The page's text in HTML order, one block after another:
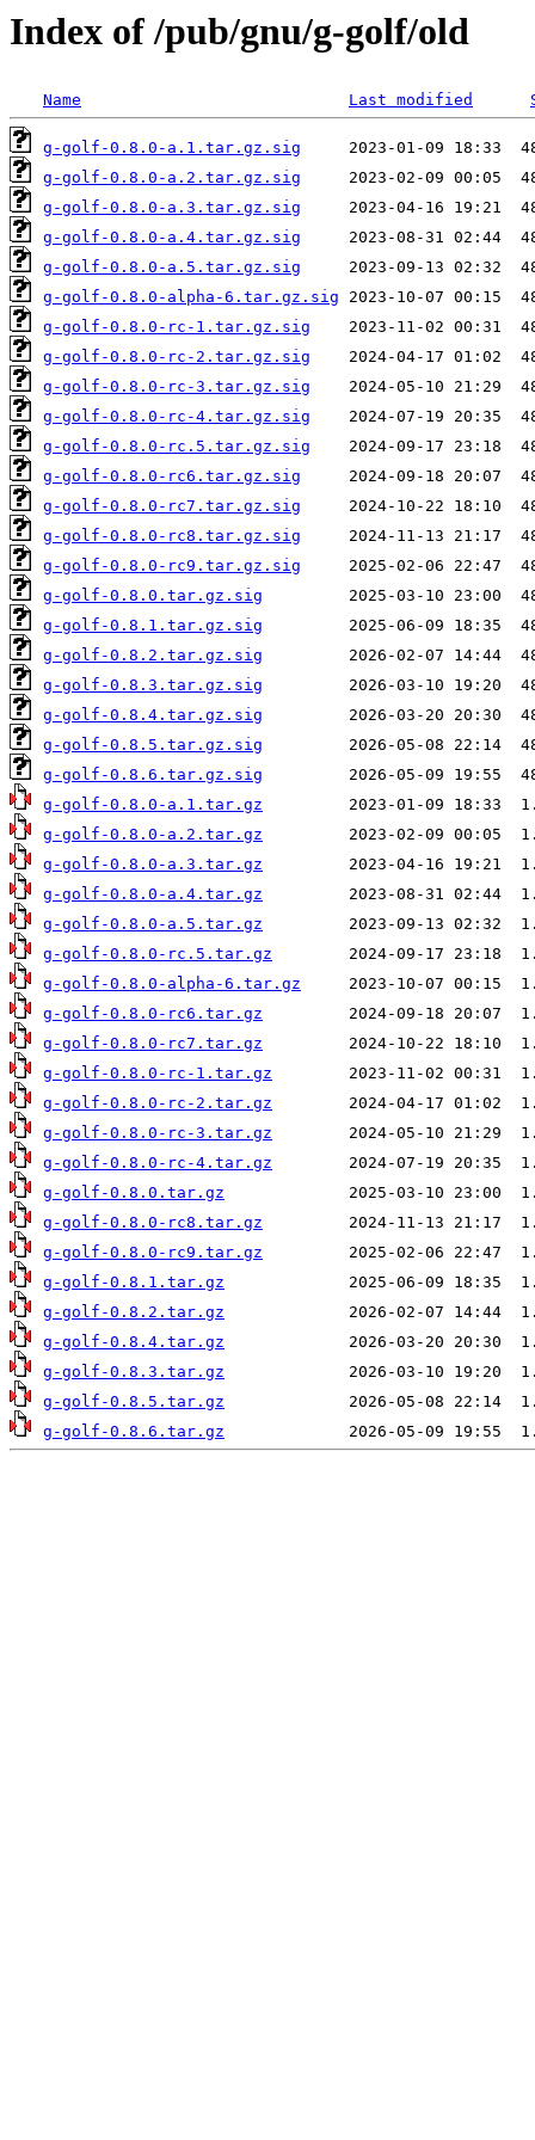
Index of /pub/gnu/g-golf/old
Name Last modified
g-golf-0.8.0-a.1.tar.gz.sig
g-golf-0.8.0-a.2.tar.gz.sig
g-golf-0.8.0-a.3.tar.gz.sig
g-golf-0.8.0-a.4.tar.gz.sig
g-golf-0.8.0-a.5.tar.gz.sig
g-golf-0.8.0-alpha-6.tar.gz.sig
g-golf-0.8.0-rc-1.tar.gz.sig
g-golf-0.8.0-rc-2.tar.gz.sig
g-golf-0.8.0-rc-3.tar.gz.sig
g-golf-0.8.0-rc-4.tar.gz.sig
g-golf-0.8.0-rc.5.tar.gz.sig
g-golf-0.8.0-rc6.tar.gz.sig
g-golf-0.8.0-rc7.tar.gz.sig
g-golf-0.8.0-rc8.tar.gz.sig
g-golf-0.8.0-rc9.tar.gz.sig
g-golf-0.8.0.tar.gz.sig
g-golf-0.8.1.tar.gz.sig
g-golf-0.8.2.tar.gz.sig
g-golf-0.8.3.tar.gz.sig
g-golf-0.8.4.tar.gz.sig
g-golf-0.8.5.tar.gz.sig
g-golf-0.8.6.tar.gz.sig
g-golf-0.8.0-a.1.tar.gz
g-golf-0.8.0-a.2.tar.gz
g-golf-0.8.0-a.3.tar.gz
g-golf-0.8.0-a.4.tar.gz
g-golf-0.8.0-a.5.tar.gz
g-golf-0.8.0-rc.5.tar.gz
g-golf-0.8.0-alpha-6.tar.gz
g-golf-0.8.0-rc6.tar.gz
g-golf-0.8.0-rc7.tar.gz
g-golf-0.8.0-rc-1.tar.gz
g-golf-0.8.0-rc-2.tar.gz
g-golf-0.8.0-rc-3.tar.gz
g-golf-0.8.0-rc-4.tar.gz
g-golf-0.8.0.tar.gz
g-golf-0.8.0-rc8.tar.gz
g-golf-0.8.0-rc9.tar.gz
g-golf-0.8.1.tar.gz
g-golf-0.8.2.tar.gz
g-golf-0.8.4.tar.gz
g-golf-0.8.3.tar.gz
g-golf-0.8.5.tar.gz
g-golf-0.8.6.tar.gz